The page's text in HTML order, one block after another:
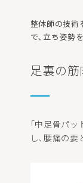
整体師の技術
で､立ち姿勢
足裏の
｢中足骨パッ
し､腰痛の要